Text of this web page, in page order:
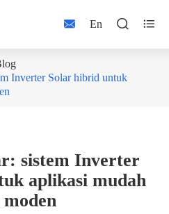
 En  
Inverter Solar hibrid untuk
sistem Inverter
aplikasi mudah